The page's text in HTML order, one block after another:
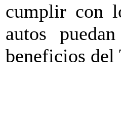
cumplir con
autos
beneficios del